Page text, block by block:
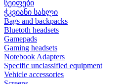
სეიფები
ჭკვიანი სახლი
Bags and backpacks
Bluetoth headsets
Gamepads
Gaming headsets
Notebook Adapters
Specific unclassified equipment
Vehicle accessories